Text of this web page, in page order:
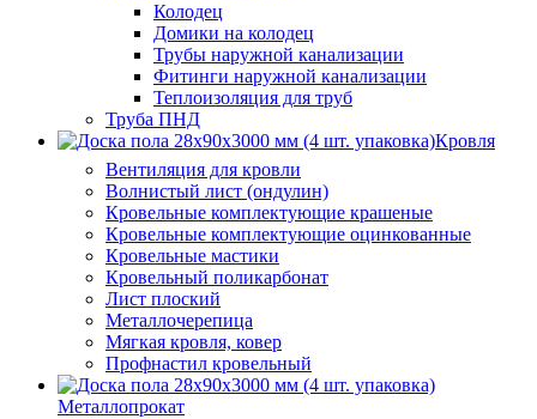
Колодец
Домики на колодец
Трубы наружной канализации
Фитинги наружной канализации
Теплоизоляция для труб
Труба ПНД
Кровля
Вентиляция для кровли
Волнистый лист (ондулин)
Кровельные комплектующие крашеные
Кровельные комплектующие оцинкованные
Кровельные мастики
Кровельный поликарбонат
Лист плоский
Металлочерепица
Мягкая кровля, ковер
Профнастил кровельный
Металлопрокат